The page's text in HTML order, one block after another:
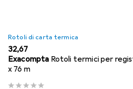
Rotoli di carta termica
EUR
32,67
Exacompta Rotoli termici per
x 76 m